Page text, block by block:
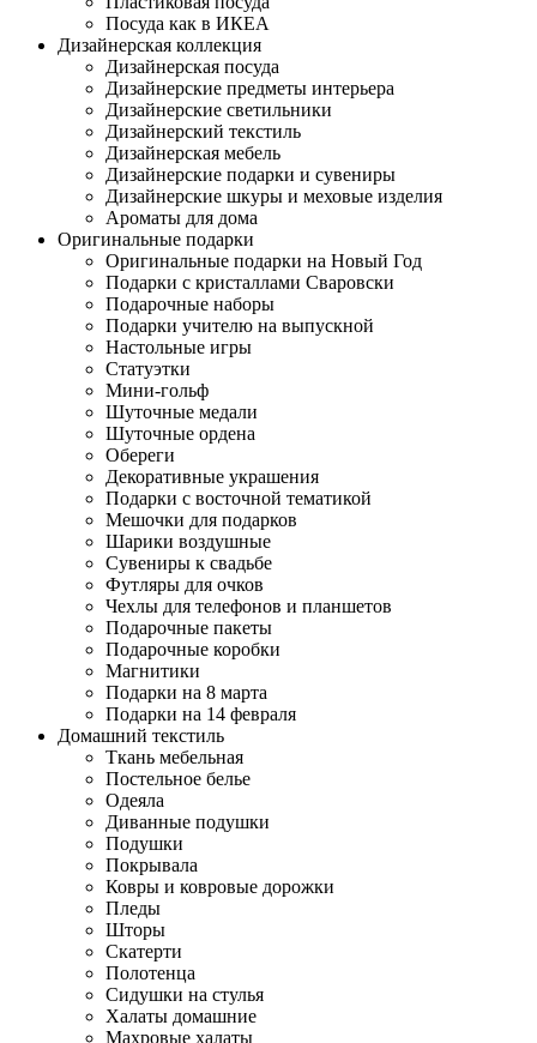
Посуда как в ИКЕА
Дизайнерская коллекция
Дизайнерская посуда
Дизайнерские предметы интерьера
Дизайнерские светильники
Дизайнерский текстиль
Дизайнерская мебель
Дизайнерские подарки и сувениры
Дизайнерские шкуры и меховые изделия
Ароматы для дома
Оригинальные подарки
Оригинальные подарки на Новый Год
Подарки с кристаллами Сваровски
Подарочные наборы
Подарки учителю на выпускной
Настольные игры
Статуэтки
Мини-гольф
Шуточные медали
Шуточные ордена
Обереги
Декоративные украшения
Подарки с восточной тематикой
Мешочки для подарков
Шарики воздушные
Сувениры к свадьбе
Футляры для очков
Чехлы для телефонов и планшетов
Подарочные пакеты
Подарочные коробки
Магнитики
Подарки на 8 марта
Подарки на 14 февраля
Домашний текстиль
Ткань мебельная
Постельное белье
Одеяла
Диванные подушки
Подушки
Покрывала
Ковры и ковровые дорожки
Пледы
Шторы
Скатерти
Полотенца
Сидушки на стулья
Халаты домашние
Махровые халаты